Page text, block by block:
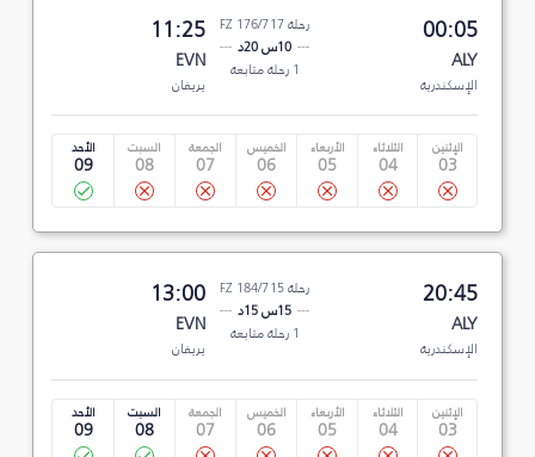
00:05
ALY
الإسكندرية
رحلة FZ 176/717
10س 20د
1 رحلة متابعة
11:25
EVN
يريفان
الإثنين
03
الثلاثاء
04
الأربعاء
05
الخميس
06
الجمعة
07
السبت
08
الأحد
09
20:45
ALY
الإسكندرية
رحلة FZ 184/715
15س 15د
1 رحلة متابعة
13:00
EVN
يريفان
الإثنين
03
الثلاثاء
04
الأربعاء
05
الخميس
06
الجمعة
07
السبت
08
الأحد
09